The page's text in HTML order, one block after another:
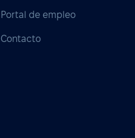
Portal de empleo
Contacto